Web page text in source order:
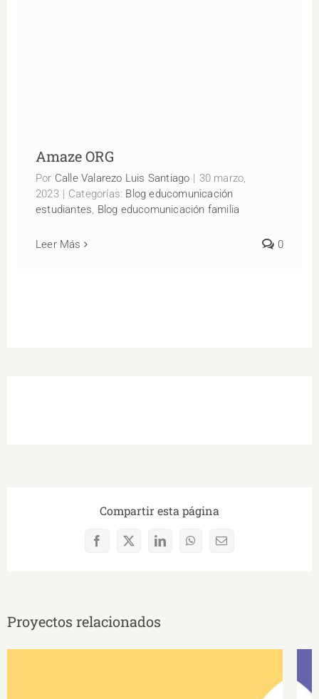
Amaze ORG
Por Calle Valarezo Luis Santiago | 30 marzo,
2023 | Categorías: Blog educomunicación
estudiantes, Blog educomunicación familia
Leer Más 0
Compartir esta página
Facebook
X LinkedInWhatsAppCorreo
Proyectos relacionados